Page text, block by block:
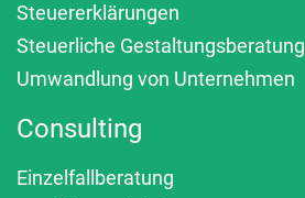
Steuererklärungen
Steuerliche Gestaltungsberatung
Umwandlung von Unternehmen
Consulting
Einzelfallberatung